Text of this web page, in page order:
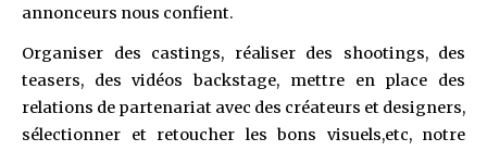
annonceurs nous confient.
Organiser des castings, réaliser des shootings, des
teasers, des vidéos backstage, mettre en place des
relations de partenariat avec des créateurs et designers,
sélectionner et retoucher les bons visuels,etc, notre